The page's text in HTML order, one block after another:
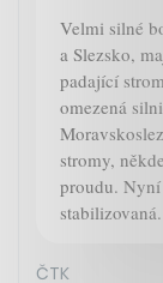
Velmi silné
a Slezsko,
padající
omezená
stromy,
proudu.
stabilizovaná.
ČTK